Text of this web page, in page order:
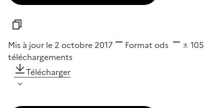
Mis à jour le 2 octobre 2017 Format ods
105
téléchargements
Télécharger